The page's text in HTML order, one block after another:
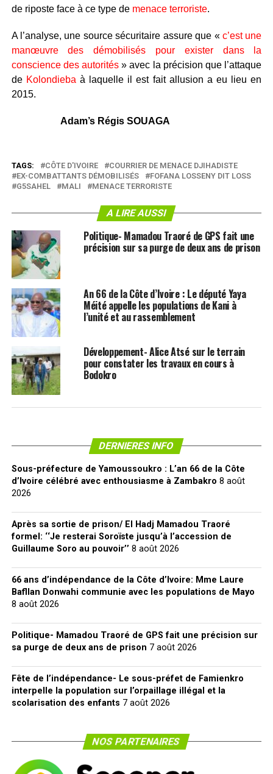
de riposte face à ce type de menace terroriste.
A l’analyse, une source sécuritaire assure que « c’est une
manœuvre des démobilisés pour exister dans la
conscience des autorités » avec la précision que l’attaque
de Kolondieba à laquelle il est fait allusion a eu lieu en
2015.
Adam’s Régis SOUAGA
TAGS: CÔTE D'IVOIRE
COURRIER DE MENACE DJIHADISTE
EX-COMBATTANTS DÉMOBILISÉS
FOFANA LOSSENY DIT LOSS
G5SAHEL
MALI MENACE TERRORISTE
A LIRE AUSSI
Politique- Mamadou Traoré de GPS fait une
précision sur sa purge de deux ans de prison
An 66 de la Côte d’Ivoire : Le député Yaya
Méité appelle les populations de Kani à
l’unité et au rassemblement
Développement- Alice Atsé sur le terrain
pour constater les travaux en cours à
Bodokro
DERNIERES INFO
Sous-préfecture de Yamoussoukro : L’an 66 de la Côte
d’Ivoire célébré avec enthousiasme à Zambakro 8 août
2026
Après sa sortie de prison/ El Hadj Mamadou Traoré
formel: ‘‘Je resterai Soroïste jusqu’à l’accession de
Guillaume Soro au pouvoir’’ 8 août 2026
66 ans d’indépendance de la Côte d’Ivoire: Mme Laure
Bafllan Donwahi communie avec les populations de Mayo
8 août 2026
Politique- Mamadou Traoré de GPS fait une précision sur
sa purge de deux ans de prison 7 août 2026
Fête de l’indépendance- Le sous-préfet de Famienkro
interpelle la population sur l’orpaillage illégal et la
scolarisation des enfants 7 août 2026
NOS PARTENAIRES